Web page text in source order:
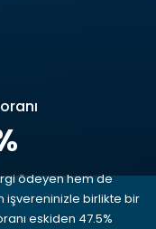
ödeyen hem de
işvereninizle birlikte bir
eskiden 47.5%